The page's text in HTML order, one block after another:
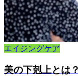
エイジングケア
美の下剋上とは